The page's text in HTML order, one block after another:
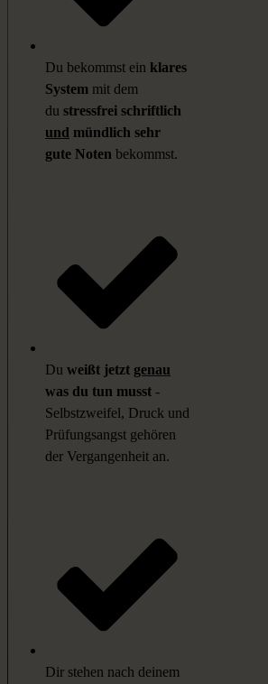
Du bekommst ein klares
System mit dem
du stressfrei schriftlich
und mündlich sehr
gute Noten bekommst.
Du weißt jetzt genau
was du tun musst -
Selbstzweifel, Druck und
Prüfungsangst gehören
der Vergangenheit an.
Dir stehen nach deinem